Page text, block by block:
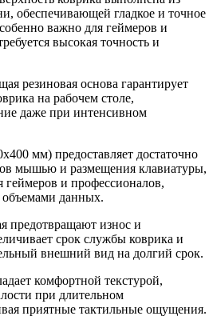
обеспечивающей гладкое и точное
важно для геймеров и
высокая точность и
резиновая основа гарантирует
на рабочем столе,
даже при интенсивном
мм) предоставляет достаточно
мышью и размещения клавиатуры,
геймеров и профессионалов,
данных.
предотвращают износ и
срок службы коврика и
внешний вид на долгий срок.
комфортной текстурой,
при длительном
приятные тактильные ощущения.